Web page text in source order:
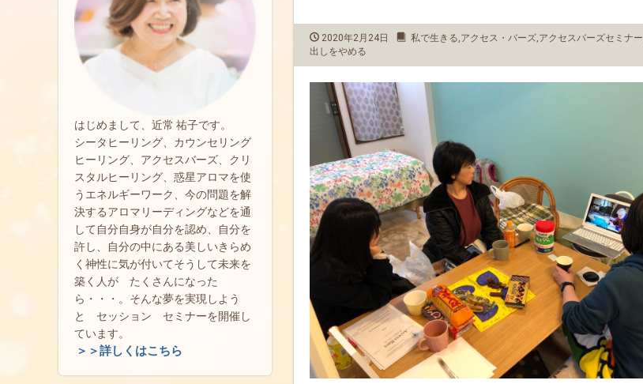
2020年2月24日 私で生きる,アクセス・バーズ,アクセスバーズセミナー
出しをやめる
はじめまして、近常 祐子です。
シータヒーリング、カウンセリング
ヒーリング、アクセスバーズ、クリ
スタルヒーリング、惑星アロマを使
うエネルギーワーク、今の問題を解
決するアロマリーディングなどを通
して自分自身が自分を認め、自分を
許し、自分の中にある美しいきらめ
く神性に気が付いてそうして未来を
築く人が たくさんになった
ら・・・。そんな夢を実現しよう
と セッション セミナーを開催し
ています。
＞＞詳しくはこちら